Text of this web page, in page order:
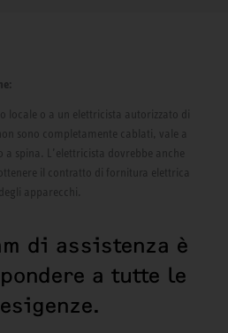
locale o a un elettricista autorizzato di
sono completamente cablati, vale a
spina. L’elettricista dovrebbe anche
il contratto di fornitura elettrica
apparecchi.
di assistenza è
a tutte le